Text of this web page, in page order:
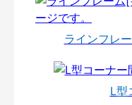
ラインフレ
L型